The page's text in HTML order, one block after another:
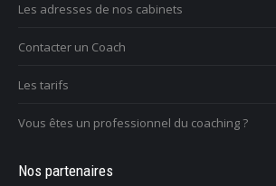
Les adresses de nos cabinets
Contacter un Coach
Les tarifs
Vous êtes un professionnel du coaching ?
Nos partenaires